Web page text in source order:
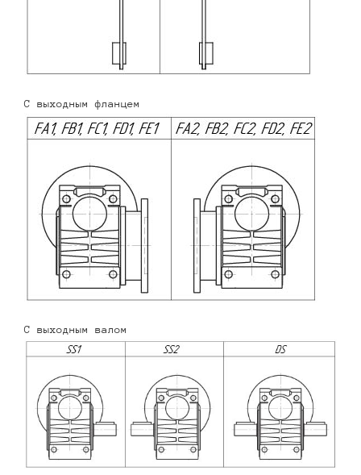
С выходным фланцем
С выходным валом